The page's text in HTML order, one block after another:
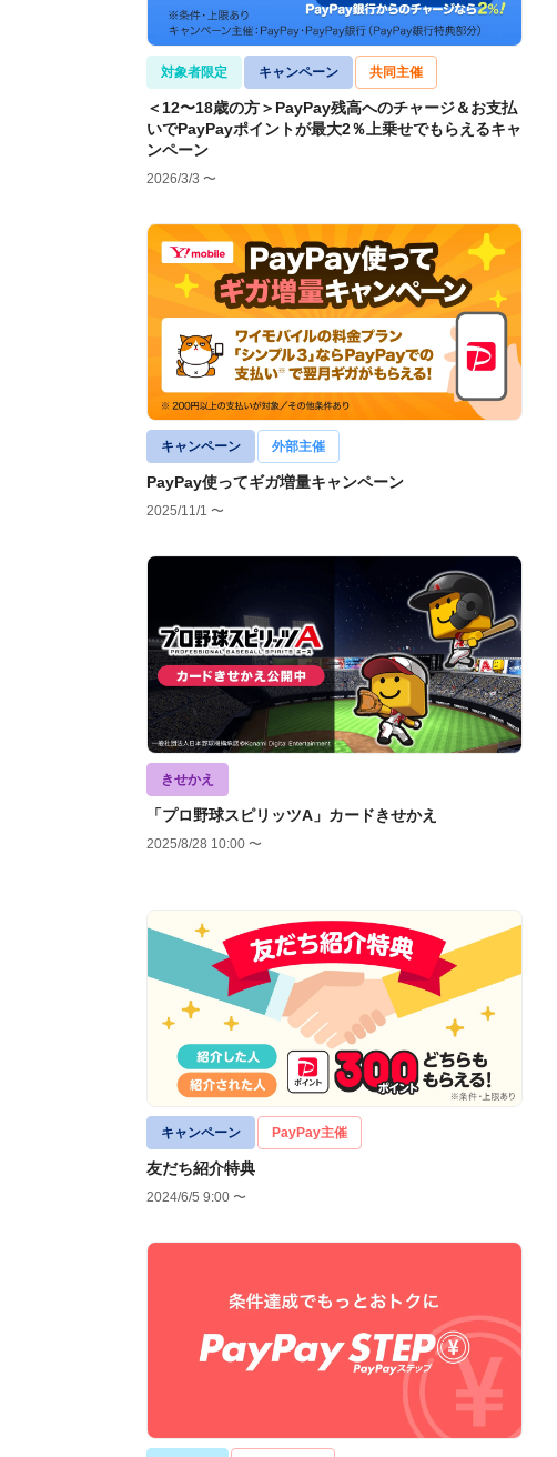
対象者限定 キャンペーン 共同主催
＜12〜18歳の方＞PayPay残高へのチャージ＆お支払
いでPayPayポイントが最大2％上乗せでもらえるキャ
ンペーン
2026/3/3 〜
キャンペーン 外部主催
PayPay使ってギガ増量キャンペーン
2025/11/1 〜
きせかえ
「プロ野球スピリッツA」カードきせかえ
2025/8/28 10:00 〜
キャンペーン PayPay主催
友だち紹介特典
2024/6/5 9:00 〜